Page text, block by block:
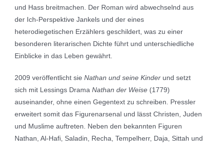
und Hass breitmachen. Der Roman wird abwechselnd aus
der Ich-Perspektive Jankels und der eines
heterodiegetischen Erzählers geschildert, was zu einer
besonderen literarischen Dichte führt und unterschiedliche
Einblicke in das Leben gewährt.
2009 veröffentlicht sie Nathan und seine Kinder und setzt
sich mit Lessings Drama Nathan der Weise (1779)
auseinander, ohne einen Gegentext zu schreiben. Pressler
erweitert somit das Figurenarsenal und lässt Christen, Juden
und Muslime auftreten. Neben den bekannten Figuren
Nathan, Al-Hafi, Saladin, Recha, Tempelherr, Daja, Sittah und